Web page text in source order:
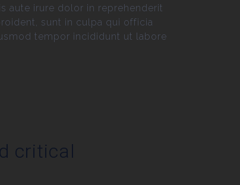
aute irure dolor in reprehenderit
sunt in culpa qui officia
tempor incididunt ut labore
critical